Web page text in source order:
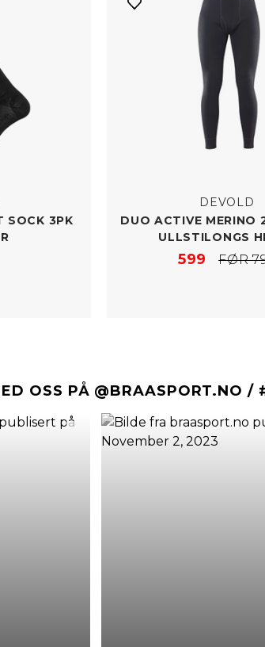
SOCK 3PK
DEVOLD
DUO ACTIVE MERINO
ULLSTILONGS
599 FØR
OSS PÅ @BRAASPORT.NO /